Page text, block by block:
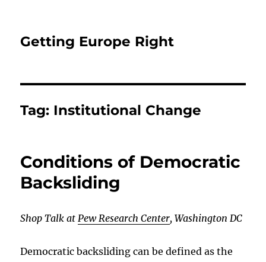
Getting Europe Right
Tag: Institutional Change
Conditions of Democratic
Backsliding
Shop Talk atPew Research Center, Washington DC
Democratic backsliding can be defined as the